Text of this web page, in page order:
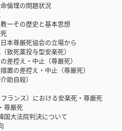
倫理の問題状況
ーその歴史と基本思想
本尊厳死協会の立場から
死薬投与型安楽死）
控え・中止（尊厳死）
の差控え・中止（尊厳死）
助自殺）
ランス）における安楽死・尊厳死
尊厳死
大法院判決について